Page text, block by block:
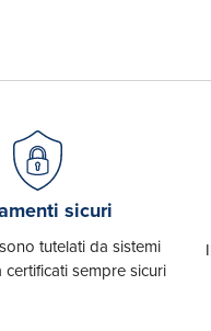
sicuri
tutelati da sistemi
sempre sicuri